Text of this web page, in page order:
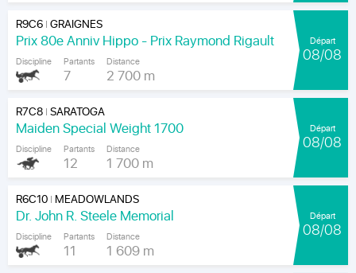
R9C6|GRAIGNES
Prix 80e Anniv Hippo - Prix Raymond Rigault
Discipline Partants
7
Distance
2 700 m
Départ
08/08
R7C8|SARATOGA
Maiden Special Weight 1700
Discipline Partants
12
Distance
1 700 m
Départ
08/08
R6C10| MEADOWLANDS
Dr. John R. Steele Memorial
Discipline Partants
11
Distance
1 609 m
Départ
08/08